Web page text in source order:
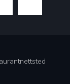
i et nytt vindu))